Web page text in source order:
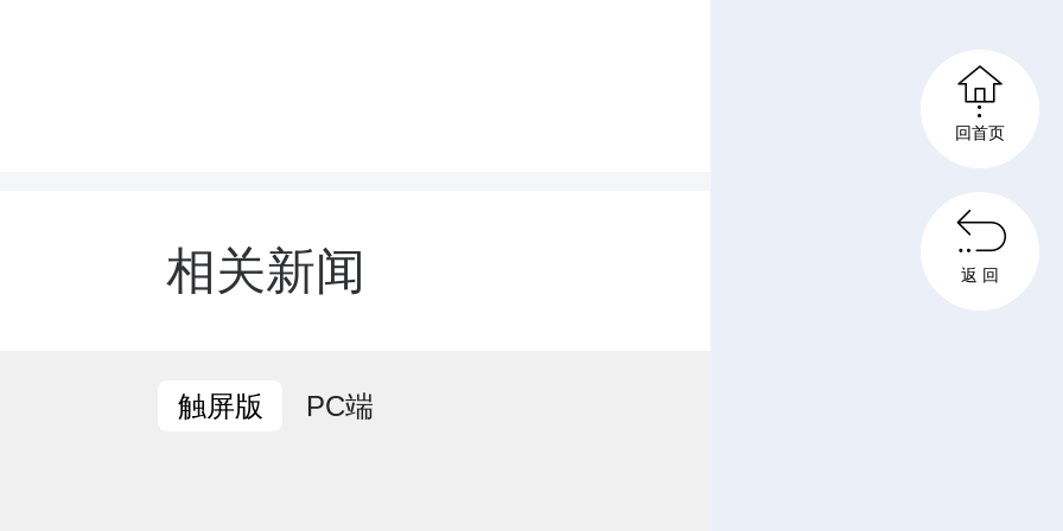
相关新闻
触屏版 PC端

回首页

返 回